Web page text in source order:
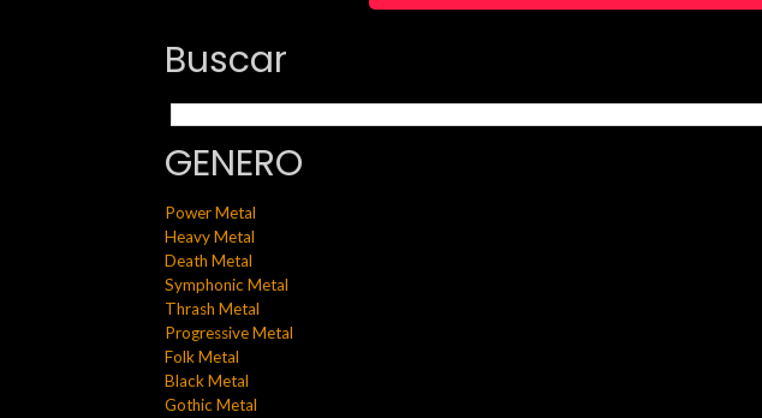
Buscar
GENERO
Power Metal
Heavy Metal
Death Metal
Symphonic Metal
Thrash Metal
Progressive Metal
Folk Metal
Black Metal
Gothic Metal